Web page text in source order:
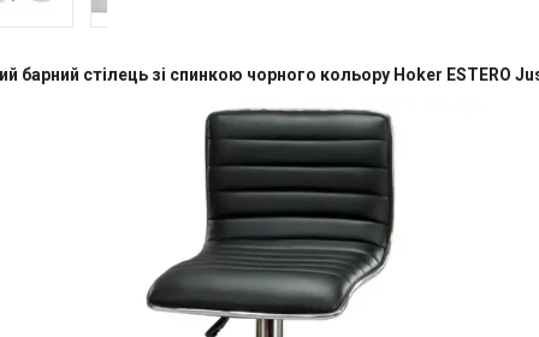
барний стілець зі спинкою чорного кольору Hoker ESTERO